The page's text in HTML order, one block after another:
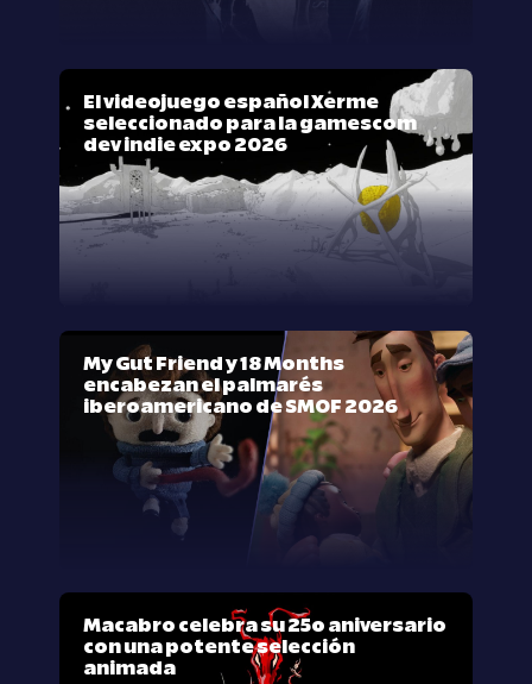
El videojuego español Xerme
seleccionado para la gamescom
dev indie expo 2026
My Gut Friend y 18 Months
encabezan el palmarés
iberoamericano de SMOF 2026
Macabro celebra su 25º aniversario
con una potente selección
animada